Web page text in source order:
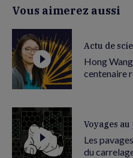
Vous aimerez aussi
Actu de
Hong
centenaire
Voyages au
Les
du